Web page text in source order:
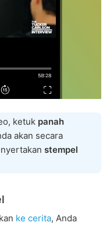
ketuk panah
akan secara
stempel
ke cerita, Anda